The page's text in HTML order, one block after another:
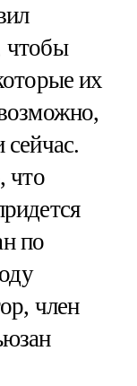
чтобы
их
сейчас.
что
по
член